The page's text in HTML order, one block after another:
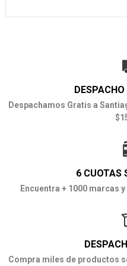
Despachamos Gratis a
6 CUOTAS
Encuentra + 1000 marcas
Compra miles de productos